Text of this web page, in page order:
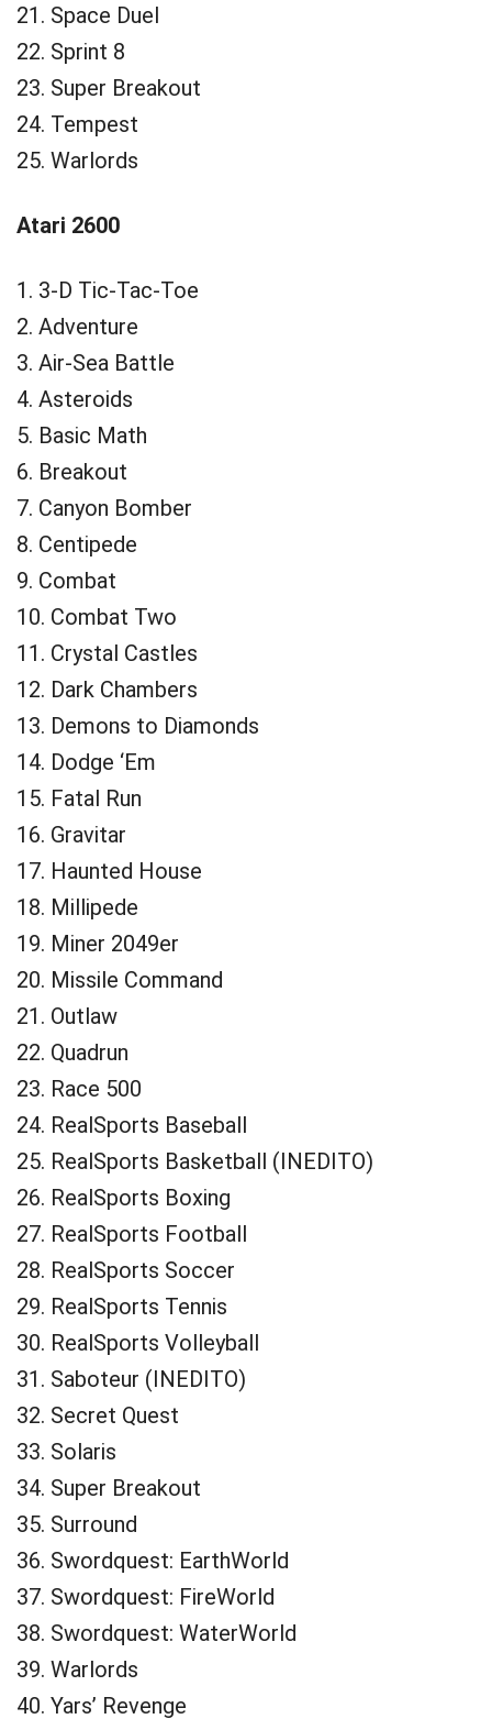
21. Space Duel
22. Sprint 8
23. Super Breakout
24. Tempest
25. Warlords
Atari 2600
1. 3-D Tic-Tac-Toe
2. Adventure
3. Air-Sea Battle
4. Asteroids
5. Basic Math
6. Breakout
7. Canyon Bomber
8. Centipede
9. Combat
10. Combat Two
11. Crystal Castles
12. Dark Chambers
13. Demons to Diamonds
14. Dodge ‘Em
15. Fatal Run
16. Gravitar
17. Haunted House
18. Millipede
19. Miner 2049er
20. Missile Command
21. Outlaw
22. Quadrun
23. Race 500
24. RealSports Baseball
25. RealSports Basketball (INEDITO)
26. RealSports Boxing
27. RealSports Football
28. RealSports Soccer
29. RealSports Tennis
30. RealSports Volleyball
31. Saboteur (INEDITO)
32. Secret Quest
33. Solaris
34. Super Breakout
35. Surround
36. Swordquest: EarthWorld
37. Swordquest: FireWorld
38. Swordquest: WaterWorld
39. Warlords
40. Yars’ Revenge